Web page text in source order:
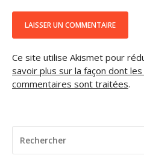
Ce site utilise Akismet pour
savoir plus sur la façon dont
commentaires sont traitées.
POUR
: